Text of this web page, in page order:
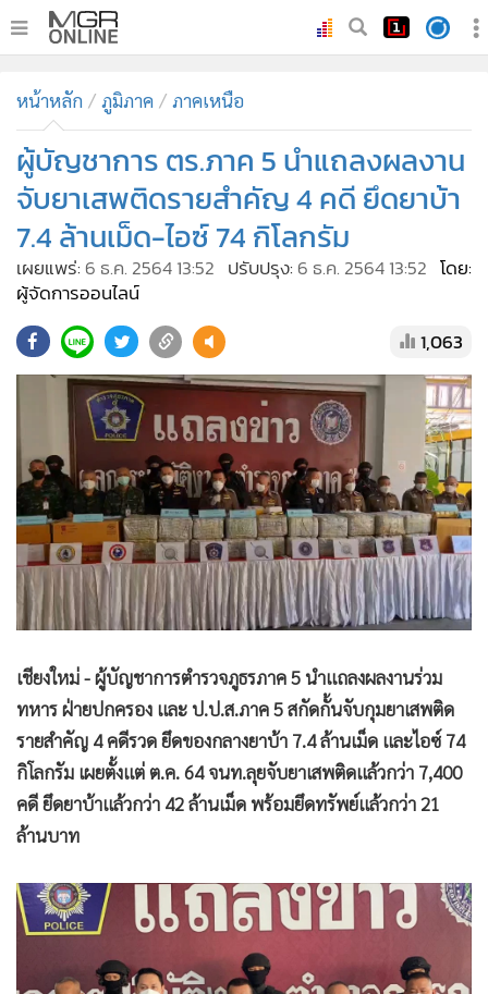
ทันเหตุการณ์
• ภาคใต้
• ภูมิภาค
Online Section
• บันเทิง
• ผู้จัดการรายวัน
• ละคร
CbizReview
Cyber BIZ
ผู้จัดกวน
• Good health & Well-being
• Green Innovation & SD
Management & HR
• MGR Live
• Infographic
• ท่องเที่ยว
• กีฬา
• ต่างประเทศ
Special Scoop
• เศรษฐกิจ-ธุรกิจ
• ชุมชน-คุณภาพชีวิต
• อาชญากรรม
Motoring
หน้าหลัก ภูมิภาค ภาคเหนือ
ผู้บัญชาการ ตร.ภาค 5 นำแถลงผลงาน
จับยาเสพติดรายสำคัญ 4 คดี ยึดยาบ้า
7.4 ล้านเม็ด-ไอซ์ 74 กิโลกรัม
เผยแพร่:6 ธ.ค. 2564 13:52 ปรับปรุง:6 ธ.ค. 2564 13:52 โดย:
ผู้จัดการออนไลน์
1,063
เชียงใหม่ - ผู้บัญชาการตำรวจภูธรภาค 5 นำแถลงผลงานร่วม
ทหาร ฝ่ายปกครอง และ ป.ป.ส.ภาค 5 สกัดกั้นจับกุมยาเสพติด
รายสำคัญ 4 คดีรวด ยึดของกลางยาบ้า 7.4 ล้านเม็ด และไอซ์ 74
กิโลกรัม เผยตั้งแต่ ต.ค. 64 จนท.ลุยจับยาเสพติดแล้วกว่า 7,400
คดี ยึดยาบ้าแล้วกว่า 42 ล้านเม็ด พร้อมยึดทรัพย์แล้วกว่า 21
ล้านบาท